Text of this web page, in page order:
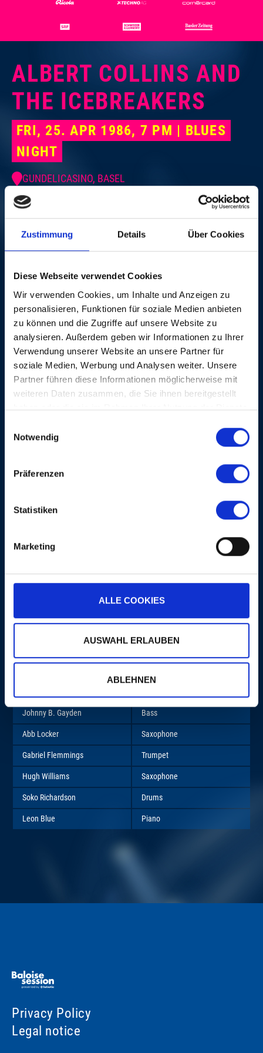
Zustimmung Details Über Cookies
Diese Webseite verwendet Cookies
Wir verwenden Cookies, um Inhalte und Anzeigen zu
personalisieren, Funktionen für soziale Medien anbieten
zu können und die Zugriffe auf unsere Website zu
analysieren. Außerdem geben wir Informationen zu Ihrer
Verwendung unserer Website an unsere Partner für
soziale Medien, Werbung und Analysen weiter. Unsere
Partner führen diese Informationen möglicherweise mit
weiteren Daten zusammen, die Sie ihnen bereitgestellt
haben oder die sie im Rahmen Ihrer Nutzung der Dienste
Notwendig
Präferenzen
Statistiken
Marketing
ALLE COOKIES
AUSWAHL ERLAUBEN
ABLEHNEN
ALBERT COLLINS AND
THE ICEBREAKERS
FRI, 25. APR 1986, 7 PM | BLUES
NIGHT
GUNDELICASINO, BASEL
In 1986, Koko Taylor, Queen of the Blues, was the
number one female blues singer with her powerful,
raging and pounding sound. She first performed in
small clubs in Chicago. Her performances on large
festival stages and in live broadcasts in and outside
Albert Collins’ live performances are legendary. He
commanded the stage and seemed to be everywhere
at once. He underlined his playing with the best
physical presence in the blues scene.
ON THE SAME EVENING
KOKO TAYLOR &
LINE-UP
ARTIST INSTRUMENT
Johnny B. Gayden Bass
Abb Locker Saxophone
Gabriel Flemmings Trumpet
Hugh Williams Saxophone
Soko Richardson Drums
Leon Blue Piano
Privacy Policy
Legal notice